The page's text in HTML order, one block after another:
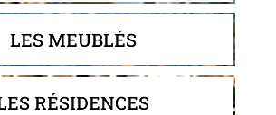
LES MEUBLÉS
RÉSIDENCES